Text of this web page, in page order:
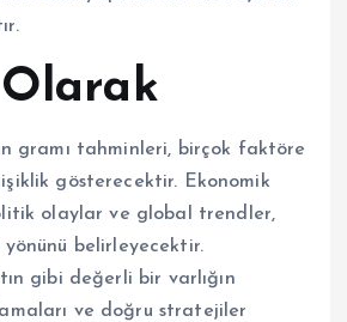
gramı tahminleri, birçok faktöre
gösterecektir. Ekonomik
olaylar ve global trendler,
yönünü belirleyecektir.
gibi değerli bir varlığın
ve doğru stratejiler